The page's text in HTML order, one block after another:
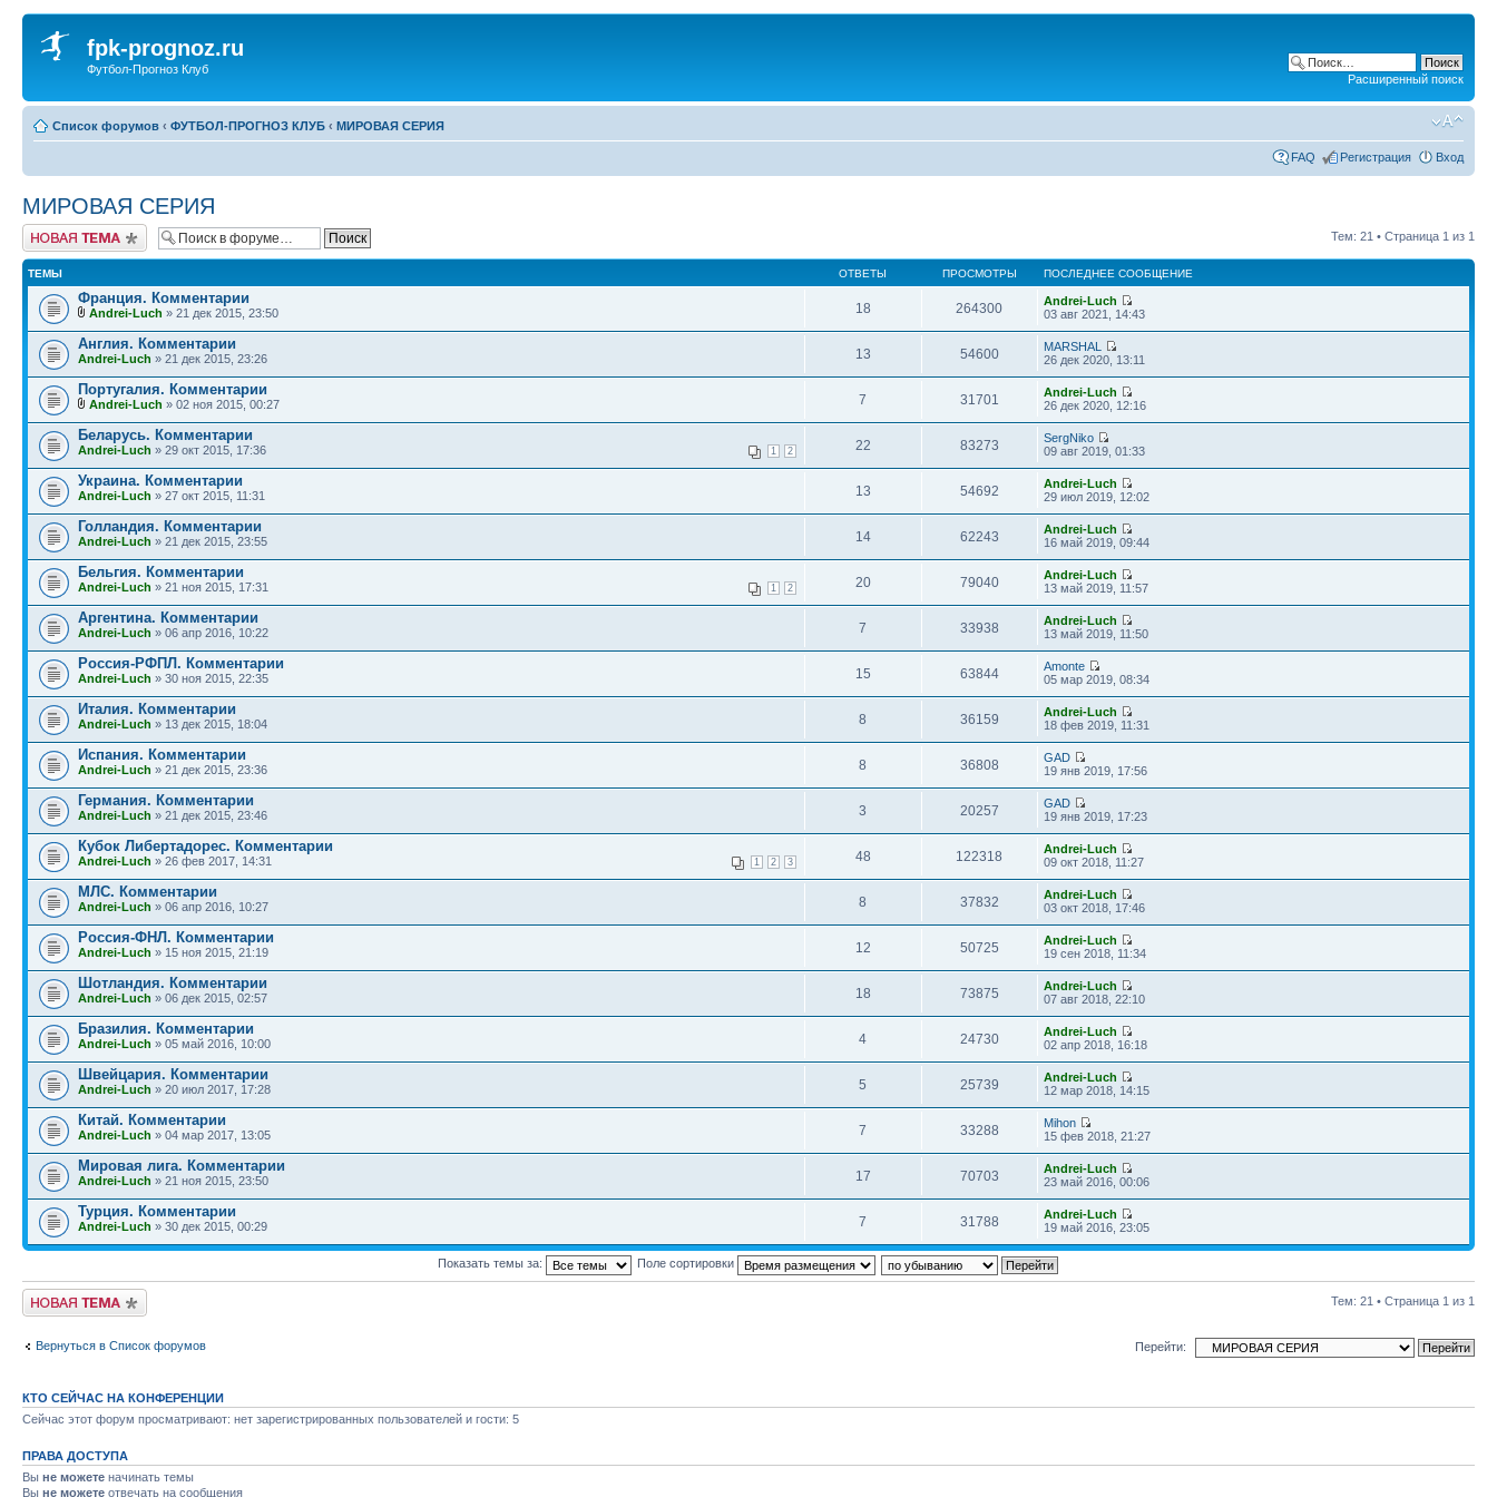
fpk-prognoz.ru
Футбол-Прогноз Клуб
Расширенный поиск
Список форумов ‹ ФУТБОЛ-ПРОГНОЗ КЛУБ ‹ МИРОВАЯ СЕРИЯ
FAQ Регистрация Вход
МИРОВАЯ СЕРИЯ
Новая тема Тем: 21 • Страница 1 из 1
ТЕМЫ ОТВЕТЫ ПРОСМОТРЫ ПОСЛЕДНЕЕ СООБЩЕНИЕ
Франция. Комментарии
Andrei-Luch » 21 дек 2015, 23:50 18 264300
Andrei-Luch
03 авг 2021, 14:43
Англия. Комментарии
Andrei-Luch » 21 дек 2015, 23:26 13 54600
MARSHAL
26 дек 2020, 13:11
Португалия. Комментарии
Andrei-Luch » 02 ноя 2015, 00:27 7 31701
Andrei-Luch
26 дек 2020, 12:16
Беларусь. Комментарии
1 2
Andrei-Luch » 29 окт 2015, 17:36 22 83273
SergNiko
09 авг 2019, 01:33
Украина. Комментарии
Andrei-Luch » 27 окт 2015, 11:31 13 54692
Andrei-Luch
29 июл 2019, 12:02
Голландия. Комментарии
Andrei-Luch » 21 дек 2015, 23:55 14 62243
Andrei-Luch
16 май 2019, 09:44
Бельгия. Комментарии
1 2
Andrei-Luch » 21 ноя 2015, 17:31 20 79040
Andrei-Luch
13 май 2019, 11:57
Аргентина. Комментарии
Andrei-Luch » 06 апр 2016, 10:22 7 33938
Andrei-Luch
13 май 2019, 11:50
Россия-РФПЛ. Комментарии
Andrei-Luch » 30 ноя 2015, 22:35 15 63844
Amonte
05 мар 2019, 08:34
Италия. Комментарии
Andrei-Luch » 13 дек 2015, 18:04 8 36159
Andrei-Luch
18 фев 2019, 11:31
Испания. Комментарии
Andrei-Luch » 21 дек 2015, 23:36 8 36808
GAD
19 янв 2019, 17:56
Германия. Комментарии
Andrei-Luch » 21 дек 2015, 23:46 3 20257
GAD
19 янв 2019, 17:23
Кубок Либертадорес. Комментарии
1 2 3
Andrei-Luch » 26 фев 2017, 14:31 48 122318
Andrei-Luch
09 окт 2018, 11:27
МЛС. Комментарии
Andrei-Luch » 06 апр 2016, 10:27 8 37832
Andrei-Luch
03 окт 2018, 17:46
Россия-ФНЛ. Комментарии
Andrei-Luch » 15 ноя 2015, 21:19 12 50725
Andrei-Luch
19 сен 2018, 11:34
Шотландия. Комментарии
Andrei-Luch » 06 дек 2015, 02:57 18 73875
Andrei-Luch
07 авг 2018, 22:10
Бразилия. Комментарии
Andrei-Luch » 05 май 2016, 10:00 4 24730
Andrei-Luch
02 апр 2018, 16:18
Швейцария. Комментарии
Andrei-Luch » 20 июл 2017, 17:28 5 25739
Andrei-Luch
12 мар 2018, 14:15
Китай. Комментарии
Andrei-Luch » 04 мар 2017, 13:05 7 33288
Mihon
15 фев 2018, 21:27
Мировая лига. Комментарии
Andrei-Luch » 21 ноя 2015, 23:50 17 70703
Andrei-Luch
23 май 2016, 00:06
Турция. Комментарии
Andrei-Luch » 30 дек 2015, 00:29 7 31788
Andrei-Luch
19 май 2016, 23:05
Показать темы за: Поле сортировки
Новая тема Тем: 21 • Страница 1 из 1
Вернуться в Список форумов Перейти:
КТО СЕЙЧАС НА КОНФЕРЕНЦИИ
Сейчас этот форум просматривают: нет зарегистрированных пользователей и гости: 5
ПРАВА ДОСТУПА
Вы не можете начинать темы
Вы не можете отвечать на сообщения